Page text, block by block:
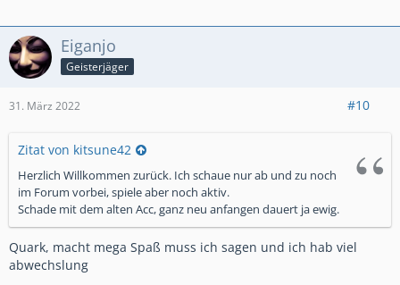
Eiganjo
Geisterjäger
31. März 2022 #10
Zitat von kitsune42
Herzlich Willkommen zurück. Ich schaue nur ab und zu noch
im Forum vorbei, spiele aber noch aktiv.
Schade mit dem alten Acc, ganz neu anfangen dauert ja ewig.
Quark, macht mega Spaß muss ich sagen und ich hab viel
abwechslung